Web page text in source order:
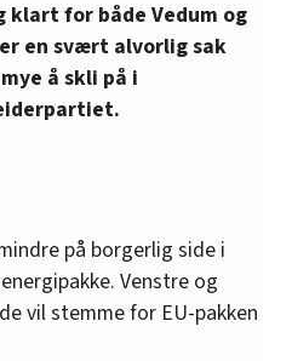
for både Vedum og
en svært alvorlig sak
å skli på i
på borgerlig side i
Venstre og
vil stemme for EU-pakken